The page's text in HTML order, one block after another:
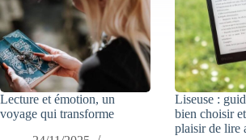
Lecture et émotion, un
voyage qui transforme
Liseuse :
bien choisir
plaisir de lire